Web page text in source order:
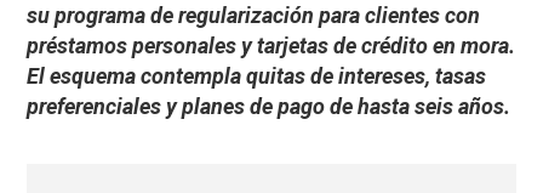
su programa de regularización para clientes con
préstamos personales y tarjetas de crédito en mora.
El esquema contempla quitas de intereses, tasas
preferenciales y planes de pago de hasta seis años.